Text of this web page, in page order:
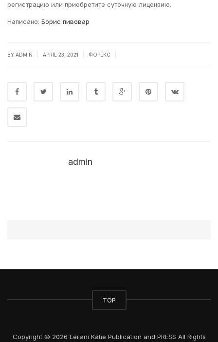
регистрацию или приобретите суточную лицензию.
Написано: Борис пивовар
BY ADMIN APRIL 23, 2021 ФОРЕКС
admin
TOP
Copyright © 2026 Leilani Katie Publication and PRESS All Rights